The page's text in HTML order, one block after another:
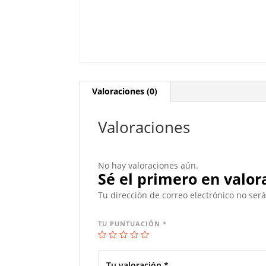
Valoraciones (0)
Valoraciones
No hay valoraciones aún.
Sé el primero en
Tu dirección de correo electrónico no
TU PUNTUACIÓN*